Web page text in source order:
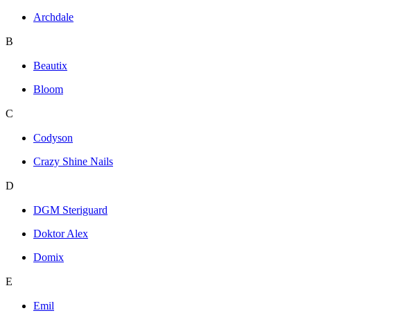
Archdale
B
Beautix
Bloom
C
Codyson
Crazy Shine Nails
D
DGM Steriguard
Doktor Alex
Domix
E
Emil